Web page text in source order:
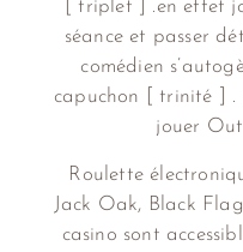
[ triplet ] .en effet
séance et passer
comédien
capuchon [ trinité ]
jouer
Roulette
Jack Oak, Black
casino sont